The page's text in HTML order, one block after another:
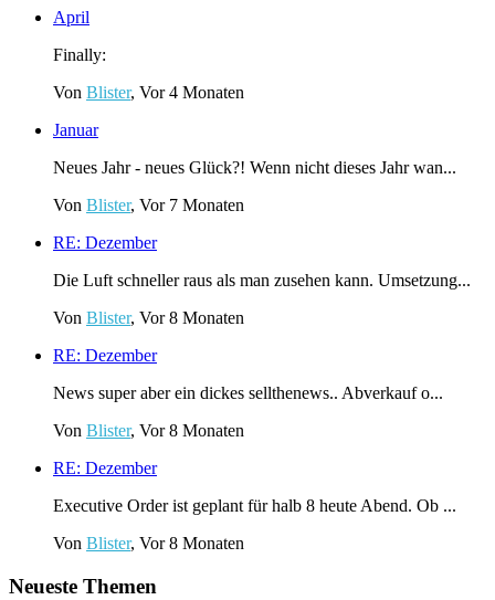
April
Finally:
Von Blister, Vor 4 Monaten
Januar
Neues Jahr - neues Glück?! Wenn nicht dieses Jahr wan...
Von Blister, Vor 7 Monaten
RE: Dezember
Die Luft schneller raus als man zusehen kann. Umsetzung...
Von Blister, Vor 8 Monaten
RE: Dezember
News super aber ein dickes sellthenews.. Abverkauf o...
Von Blister, Vor 8 Monaten
RE: Dezember
Executive Order ist geplant für halb 8 heute Abend. Ob ...
Von Blister, Vor 8 Monaten
Neueste Themen